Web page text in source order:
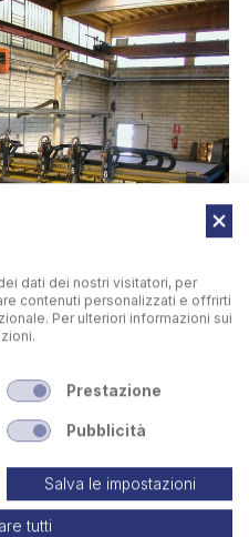
dati dei nostri visitatori, per
contenuti personalizzati e offrirti
Per ulteriori informazioni sui
Prestazione
Pubblicità
Salva le impostazioni
tutti